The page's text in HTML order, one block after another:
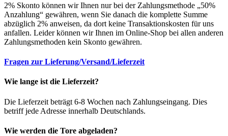
2% Skonto können wir Ihnen nur bei der Zahlungsmethode „50%
Anzahlung“ gewähren, wenn Sie danach die komplette Summe
abzüglich 2% anweisen, da dort keine Transaktionskosten für uns
anfallen. Leider können wir Ihnen im Online-Shop bei allen anderen
Zahlungsmethoden kein Skonto gewähren.
Fragen zur Lieferung/Versand/Lieferzeit
Wie lange ist die Lieferzeit?
Die Lieferzeit beträgt 6-8 Wochen nach Zahlungseingang. Dies
betriff jede Adresse innerhalb Deutschlands.
Wie werden die Tore abgeladen?